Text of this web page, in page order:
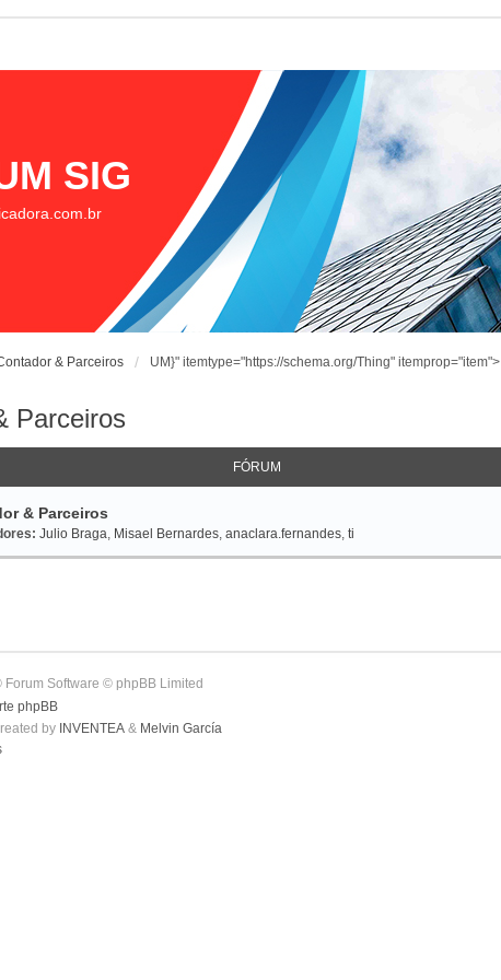
SIG
& Parceiros UM}" itemtype="https://schema.org/Thing" itemprop="item">
Parceiros
FÓRUM
& Parceiros
Julio Braga, Misael Bernardes, anaclara.fernandes, ti
Forum Software © phpBB Limited
phpBB
by INVENTEA & Melvin García